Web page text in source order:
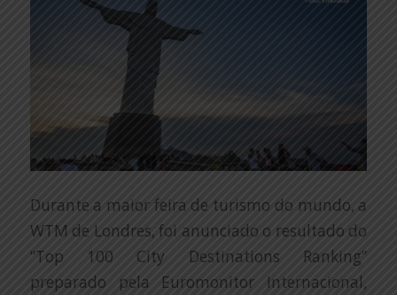
Durante a maior feira de turismo do mundo, a
WTM de Londres, foi anunciado o resultado do
“Top 100 City Destinations Ranking”
preparado pela Euromonitor Internacional,